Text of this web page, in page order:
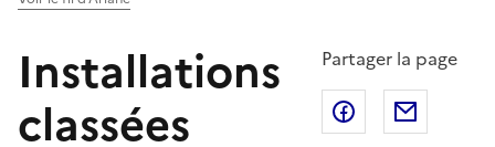
Installations
classées
Partager la page
Partager sur